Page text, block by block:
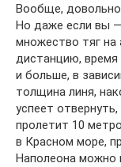
Вообще,
Но даже если вы —
множество тяг на
дистанцию, время
и больше, в
толщина линя,
успеет
пролетит 10
в Красном море,
Наполеона можно